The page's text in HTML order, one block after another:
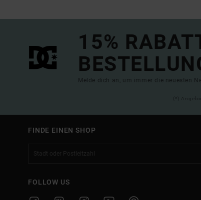
15%
Melde dich an, um immer die neuesten
(*)
FINDE EINEN SHOP
FOLLOW US